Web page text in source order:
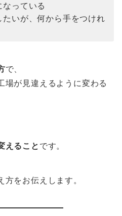
っている
たいが、何から手をつけれ
で、
場が見違えるように変わる
えること です。
をお伝えします。